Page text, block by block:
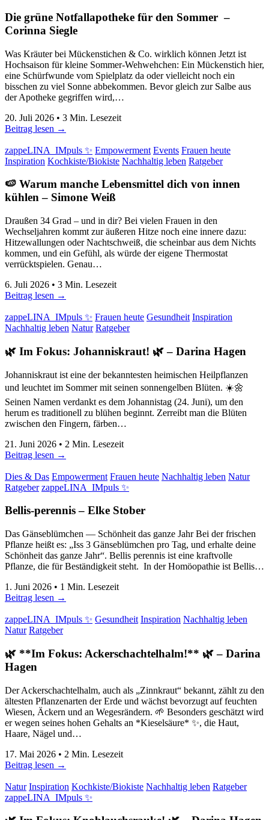
Die grüne Notfallapotheke für den Sommer –
Corinna Siegle
Was Kräuter bei Mückenstichen & Co. wirklich können Jetzt ist
Hochsaison für kleine Sommer-Wehwehchen: Ein Mückenstich hier,
eine Schürfwunde vom Spielplatz da oder vielleicht noch ein
bisschen zu viel Sonne abbekommen. Bevor gleich zur Salbe aus
der Apotheke gegriffen wird,…
20. Juli 2026 • 3 Min. Lesezeit
Beitrag lesen →
zappeLINA_IMpuls ✨ Empowerment Events Frauen heute
Inspiration Kochkiste/Biokiste Nachhaltig leben Ratgeber
🍉 Warum manche Lebensmittel dich von innen
kühlen– Simone Weiß
Draußen 34 Grad – und in dir? Bei vielen Frauen in den
Wechseljahren kommt zur äußeren Hitze noch eine innere dazu:
Hitzewallungen oder Nachtschweiß, die scheinbar aus dem Nichts
kommen, und ein Gefühl, als würde der eigene Thermostat
verrücktspielen. Genau…
6. Juli 2026 • 3 Min. Lesezeit
Beitrag lesen →
zappeLINA_IMpuls ✨ Frauen heute Gesundheit Inspiration
Nachhaltig leben Natur Ratgeber
🌿 Im Fokus: Johanniskraut! 🌿– Darina Hagen
Johanniskraut ist eine der bekanntesten heimischen Heilpflanzen
und leuchtet im Sommer mit seinen sonnengelben Blüten. ☀️🌼
Seinen Namen verdankt es dem Johannistag (24. Juni), um den
herum es traditionell zu blühen beginnt. Zerreibt man die Blüten
zwischen den Fingern, färben…
21. Juni 2026 • 2 Min. Lesezeit
Beitrag lesen →
Dies & Das Empowerment Frauen heute Nachhaltig leben Natur
Ratgeber zappeLINA_IMpuls ✨
Bellis-perennis– Elke Stober
Das Gänseblümchen — Schönheit das ganze Jahr Bei der frischen
Pflanze heißt es: „Iss 3 Gänseblümchen pro Tag, und erhalte deine
Schönheit das ganze Jahr“. Bellis perennis ist eine kraftvolle
Pflanze, die für Beständigkeit steht. In der Homöopathie ist Bellis…
1. Juni 2026 • 1 Min. Lesezeit
Beitrag lesen →
zappeLINA_IMpuls ✨ Gesundheit Inspiration Nachhaltig leben
Natur Ratgeber
🌿 **Im Fokus: Ackerschachtelhalm!** 🌿– Darina
Hagen
Der Ackerschachtelhalm, auch als „Zinnkraut“ bekannt, zählt zu den
ältesten Pflanzenarten der Erde und wächst bevorzugt auf feuchten
Wiesen, Äckern und an Wegesrändern. 🌱 Besonders geschätzt wird
er wegen seines hohen Gehalts an *Kieselsäure* ✨, die Haut,
Haare, Nägel und…
17. Mai 2026 • 2 Min. Lesezeit
Beitrag lesen →
Natur Inspiration Kochkiste/Biokiste Nachhaltig leben Ratgeber
zappeLINA_IMpuls ✨